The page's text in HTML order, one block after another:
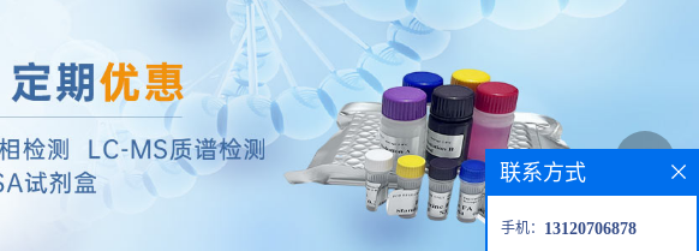
联系方式
手机： 13120706878